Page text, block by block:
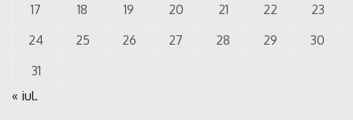
17
18 19 20 21 22
23
24
25 26 27 28 29
30
31
« iul.